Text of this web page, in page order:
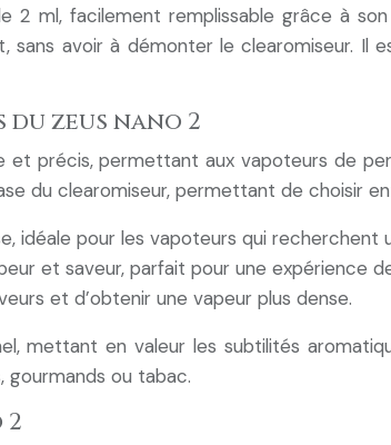
2 ml, facilement remplissable grâce à
avoir à démonter le clearomiseur. Il
du zeus nano 2
et précis, permettant aux vapoteurs de
du clearomiseur, permettant de choisir
idéale pour les vapoteurs qui recherchent
et saveur, parfait pour une expérience
et d’obtenir une vapeur plus dense.
mettant en valeur les subtilités
ou tabac.
2